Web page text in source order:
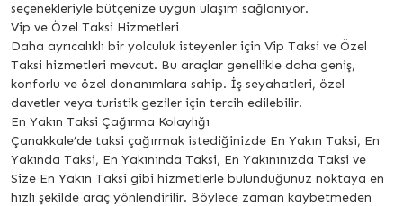
seçenekleriyle bütçenize uygun ulaşım sağlanıyor.
Vip ve Özel Taksi Hizmetleri
Daha ayrıcalıklı bir yolculuk isteyenler için Vip Taksi ve Özel
Taksi hizmetleri mevcut. Bu araçlar genellikle daha geniş,
konforlu ve özel donanımlara sahip. İş seyahatleri, özel
davetler veya turistik geziler için tercih edilebilir.
En Yakın Taksi Çağırma Kolaylığı
Çanakkale’de taksi çağırmak istediğinizde En Yakın Taksi, En
Yakında Taksi, En Yakınında Taksi, En Yakınınızda Taksi ve
Size En Yakın Taksi gibi hizmetlerle bulunduğunuz noktaya en
hızlı şekilde araç yönlendirilir. Böylece zaman kaybetmeden